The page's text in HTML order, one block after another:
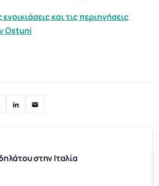
και τις περιηγήσεις
Ostuni
στην Ιταλία